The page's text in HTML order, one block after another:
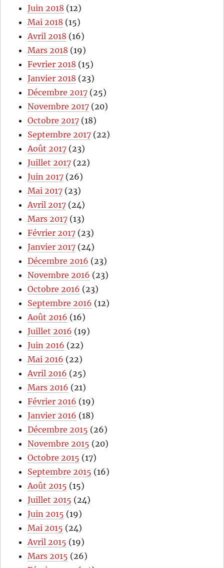
Juin 2018 (12)
Mai 2018 (15)
Avril 2018 (16)
Mars 2018 (19)
Fevrier 2018 (15)
Janvier 2018 (23)
Décembre 2017 (25)
Novembre 2017 (20)
Octobre 2017 (18)
Septembre 2017 (22)
Août 2017 (23)
Juillet 2017 (22)
Juin 2017 (26)
Mai 2017 (23)
Avril 2017 (24)
Mars 2017 (13)
Février 2017 (23)
Janvier 2017 (24)
Décembre 2016 (23)
Novembre 2016 (23)
Octobre 2016 (23)
Septembre 2016 (12)
Août 2016 (16)
Juillet 2016 (19)
Juin 2016 (22)
Mai 2016 (22)
Avril 2016 (25)
Mars 2016 (21)
Février 2016 (19)
Janvier 2016 (18)
Décembre 2015 (26)
Novembre 2015 (20)
Octobre 2015 (17)
Septembre 2015 (16)
Août 2015 (15)
Juillet 2015 (24)
Juin 2015 (19)
Mai 2015 (24)
Avril 2015 (19)
Mars 2015 (26)